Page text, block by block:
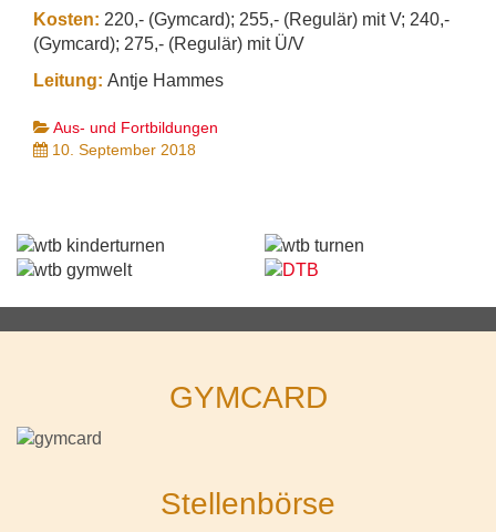
Kosten: 220,- (Gymcard); 255,- (Regulär) mit V; 240,-
(Gymcard); 275,- (Regulär) mit Ü/V
Leitung: Antje Hammes
Aus- und Fortbildungen
10. September 2018
GYMCARD
Stellenbörse